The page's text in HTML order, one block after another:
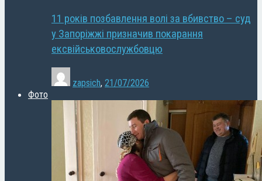
11 років позбавлення волі за вбивство – суд
у Запоріжжі призначив покарання
ексвійськовослужбовцю
zapsich, 21/07/2026
Фото